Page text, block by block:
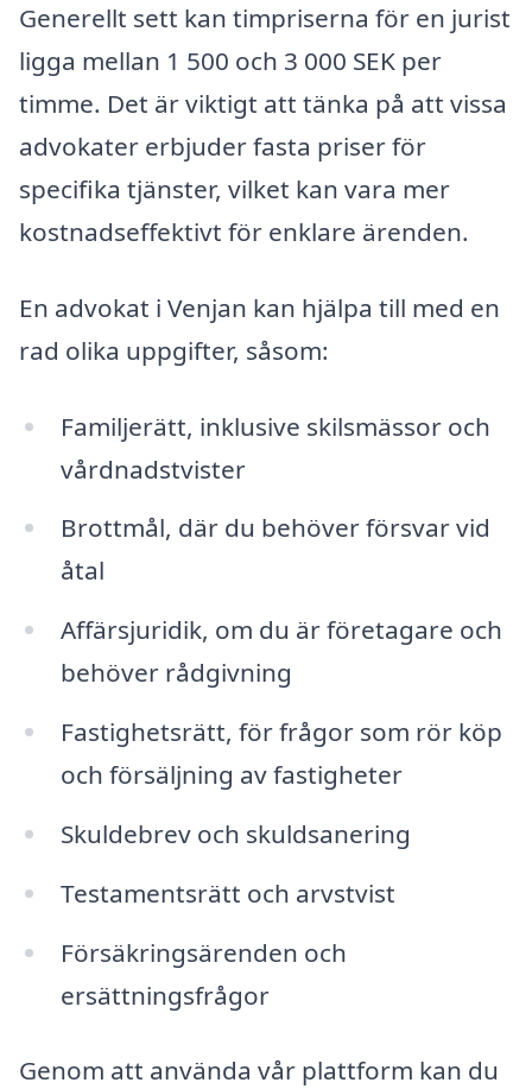
Generellt sett kan timpriserna för en jurist
ligga mellan 1 500 och 3 000 SEK per
timme. Det är viktigt att tänka på att vissa
advokater erbjuder fasta priser för
specifika tjänster, vilket kan vara mer
kostnadseffektivt för enklare ärenden.
En advokat i Venjan kan hjälpa till med en
rad olika uppgifter, såsom:
Familjerätt, inklusive skilsmässor och
vårdnadstvister
Brottmål, där du behöver försvar vid
åtal
Affärsjuridik, om du är företagare och
behöver rådgivning
Fastighetsrätt, för frågor som rör köp
och försäljning av fastigheter
Skuldebrev och skuldsanering
Testamentsrätt och arvstvist
Försäkringsärenden och
ersättningsfrågor
Genom att använda vår plattform kan du